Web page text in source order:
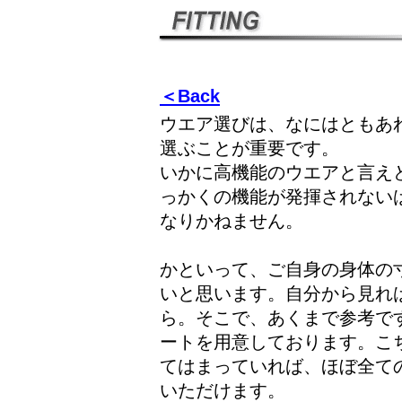
＜Back
ウエア選びは、なにはとも
選ぶことが重要です。
いかに高機能のウエアと言
っかくの機能が発揮されな
なりかねません。
かといって、ご自身の身体
いと思います。自分から見
ら。そこで、あくまで参考
ートを用意しております。
てはまっていれば、ほぼ全
いただけます。